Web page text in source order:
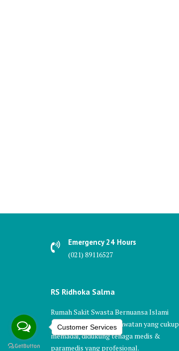
Emergency 24 Hours
(021) 89116527
RS Ridhoka Salma
Rumah Sakit Swasta Bernuansa Islami
dengan fasilitas & perawatan yang cukup
memadai, didukung tenaga medis &
paramedis yang profesional.
Customer Services